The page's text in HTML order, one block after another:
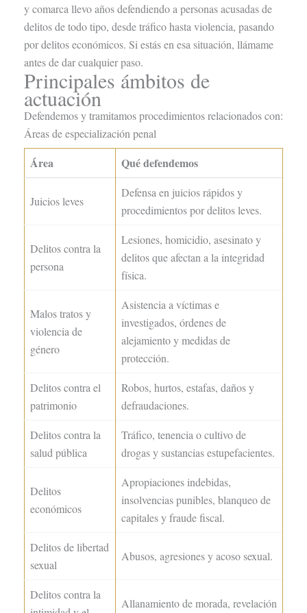
y comarca llevo años defendiendo a personas acusadas de
delitos de todo tipo, desde tráfico hasta violencia, pasando
por delitos económicos. Si estás en esa situación, llámame
antes de dar cualquier paso.
Principales ámbitos de
actuación
Defendemos y tramitamos procedimientos relacionados con:
Áreas de especialización penal
Área Qué defendemos
Juicios leves
Defensa en juicios rápidos y
procedimientos por delitos leves.
Delitos contra la
persona
Lesiones, homicidio, asesinato y
delitos que afectan a la integridad
física.
Malos tratos y
violencia de
género
Asistencia a víctimas e
investigados, órdenes de
alejamiento y medidas de
protección.
Delitos contra el
patrimonio
Robos, hurtos, estafas, daños y
defraudaciones.
Delitos contra la
salud pública
Tráfico, tenencia o cultivo de
drogas y sustancias estupefacientes.
Delitos
económicos
Apropiaciones indebidas,
insolvencias punibles, blanqueo de
capitales y fraude fiscal.
Delitos de libertad
sexual
Abusos, agresiones y acoso sexual.
Delitos contra la
Allanamiento de morada, revelación